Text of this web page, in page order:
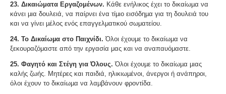
23. Δικαιώματα Εργαζομένων. Κάθε ενήλικος έχει το δικαίωµα να
κάνει µια δουλειά, να παίρνει ένα τίµιο εισόδηµα για τη δουλειά του
και να γίνει µέλος ενός επαγγελματικού σωματείου.
24. Το Δικαίωµα στο Παιχνίδι.Όλοι έχουμε το δικαίωμα να
ξεκουραζόμαστε από την εργασία μας και να αναπαυόμαστε.
25. Φαγητό και Στέγη για Όλους.Όλοι έχουµε το δικαίωµα µιας
καλής ζωής. Μητέρες και παιδιά, ηλικιωµένοι, άνεργοι ή ανάπηροι,
όλοι έχουν το δικαίωµα να λαµβάνουν φροντίδα.